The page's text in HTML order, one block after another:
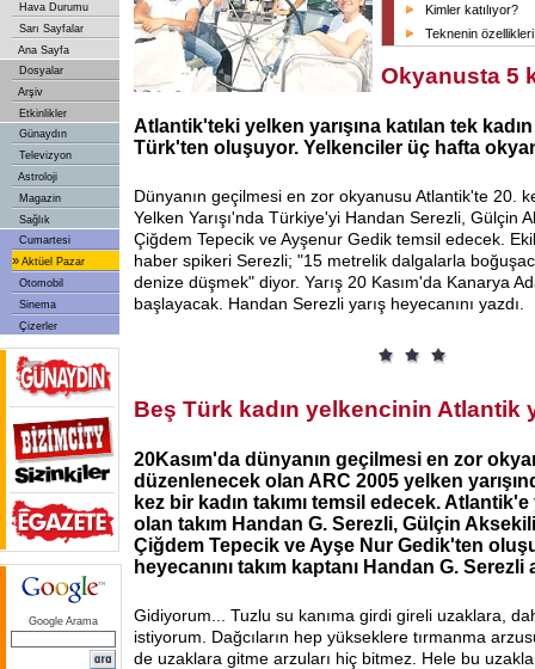
Hava Durumu
Sarı Sayfalar
Ana Sayfa
Dosyalar
Arşiv
Etkinlikler
Günaydın
Televizyon
Astroloji
Magazin
Sağlık
Cumartesi
» Aktüel Pazar
Otomobil
Sinema
Çizerler
Google Arama
Kimler katılıyor?
Teknenin özellikleri
Okyanusta 5
Atlantik'teki yelken yarışına katılan tek kadın
Türk'ten oluşuyor. Yelkenciler üç hafta
Dünyanın geçilmesi en zor okyanusu Atlantik'te 20.
Yelken Yarışı'nda Türkiye'yi Handan Serezli, Gülçin
Çiğdem Tepecik ve Ayşenur Gedik temsil edecek.
haber spikeri Serezli; "15 metrelik dalgalarla
denize düşmek" diyor. Yarış 20 Kasım'da Kanarya
başlayacak. Handan Serezli yarış heyecanını yazdı.
Beş Türk kadın yelkencinin Atlantik
20Kasım'da dünyanın geçilmesi en zor
düzenlenecek olan ARC 2005 yelken
kez bir kadın takımı temsil edecek.
olan takım Handan G. Serezli, Gülçin
Çiğdem Tepecik ve Ayşe Nur Gedik'ten
heyecanını takım kaptanı Handan G. Serezli
Gidiyorum... Tuzlu su kanıma girdi gireli uzaklara,
istiyorum. Dağcıların hep yükseklere tırmanma
de uzaklara gitme arzuları hiç bitmez. Hele bu